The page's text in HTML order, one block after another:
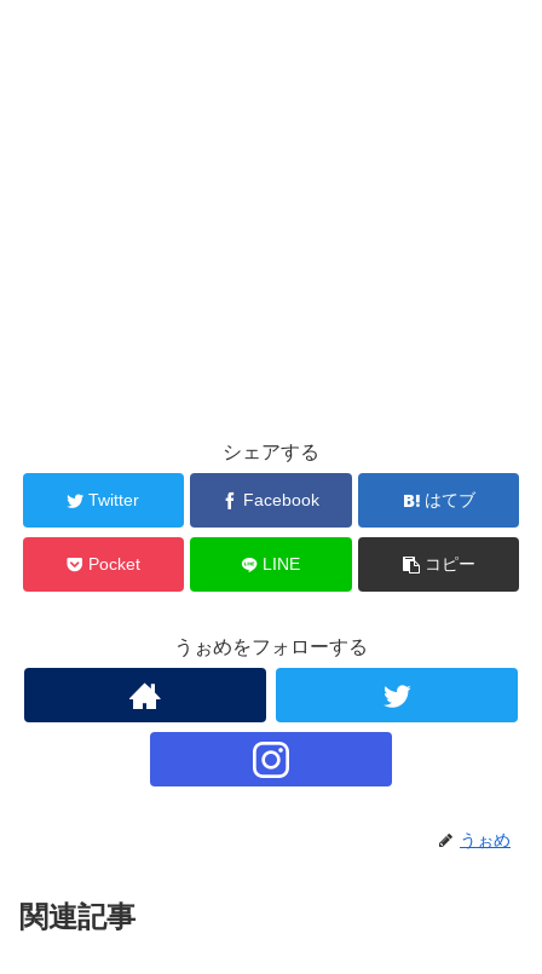
シェアする
Twitter Facebook はてブ
Pocket LINE コピー
うぉめをフォローする
うぉめ
関連記事